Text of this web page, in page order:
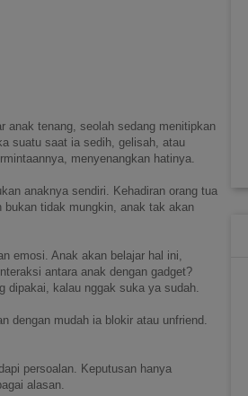
anak tenang, seolah sedang menitipkan
suatu saat ia sedih, gelisah, atau
menyenangkan hatinya.
anaknya sendiri. Kehadiran orang tua
tidak mungkin, anak tak akan
emosi. Anak akan belajar hal ini,
antara anak dengan gadget?
dipakai, kalau nggak suka ya sudah.
dengan mudah ia blokir atau unfriend.
persoalan. Keputusan hanya
alasan.